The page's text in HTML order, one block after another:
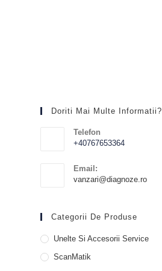
Doriti Mai Multe Informatii?
Telefon
+40767653364
Email:
vanzari@diagnoze.ro
Categorii De Produse
Unelte Si Accesorii Service
ScanMatik